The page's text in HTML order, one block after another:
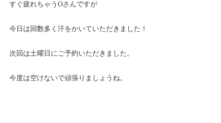
すぐ疲れちゃうOさんですが
今日は回数多く汗をかいていただきました！
次回は土曜日にご予約いただきました。
今度は空けないで頑張りましょうね。